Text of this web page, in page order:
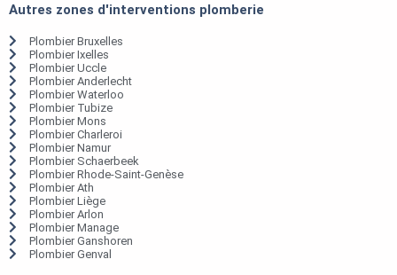
Autres zones d'interventions plomberie
Plombier Bruxelles
Plombier Ixelles
Plombier Uccle
Plombier Anderlecht
Plombier Waterloo
Plombier Tubize
Plombier Mons
Plombier Charleroi
Plombier Namur
Plombier Schaerbeek
Plombier Rhode-Saint-Genèse
Plombier Ath
Plombier Liège
Plombier Arlon
Plombier Manage
Plombier Ganshoren
Plombier Genval